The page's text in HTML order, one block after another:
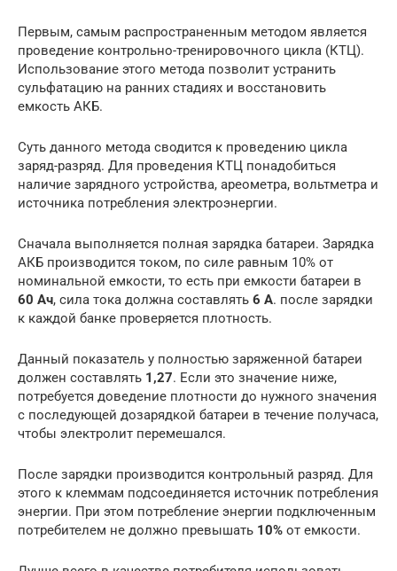
Первым, самым распространенным методом является
проведение контрольно-тренировочного цикла (КТЦ).
Использование этого метода позволит устранить
сульфатацию на ранних стадиях и восстановить
емкость АКБ.
Суть данного метода сводится к проведению цикла
заряд-разряд. Для проведения КТЦ понадобиться
наличие зарядного устройства, ареометра, вольтметра и
источника потребления электроэнергии.
Сначала выполняется полная зарядка батареи. Зарядка
АКБ производится током, по силе равным 10% от
номинальной емкости, то есть при емкости батареи в
60 Ач, сила тока должна составлять 6 А. после зарядки
к каждой банке проверяется плотность.
Данный показатель у полностью заряженной батареи
должен составлять 1,27. Если это значение ниже,
потребуется доведение плотности до нужного значения
с последующей дозарядкой батареи в течение получаса,
чтобы электролит перемешался.
После зарядки производится контрольный разряд. Для
этого к клеммам подсоединяется источник потребления
энергии. При этом потребление энергии подключенным
потребителем не должно превышать 10% от емкости.